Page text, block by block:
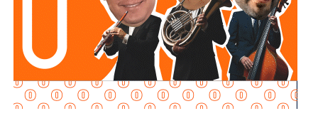
posteriormente se depositan en el fondo, permitiendo
separar el agua más clara para que continúe con las
etapas de filtración y desinfección antes de su
distribución.